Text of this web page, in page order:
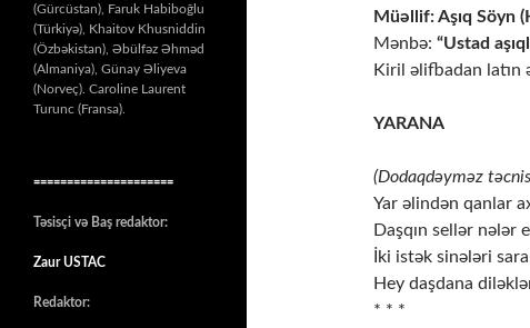
Müəllif: Aşıq Söyn
Mənbə: “Ustad
Kiril əlifbadan latın
YARANA
(Dodaqdəyməz
Yar əlindən qanlar
Daşqın sellər nələr
İki istək sinələri
Hey daşdana
* * *
(Gürcüstan), Faruk Habiboğlu
(Türkiyə), Khaitov Khusniddin
(Özbəkistan), Əbülfəz Əhməd
(Almaniya), Günay Əliyeva
(Norveç). Caroline Laurent
Turunc (Fransa).
=====================
Təsisçi və Baş redaktor:
Zaur USTAC
Redaktor: